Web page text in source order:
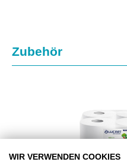
Produktgalerie überspringen
Zubehör
WIR VERWENDEN COOKIES